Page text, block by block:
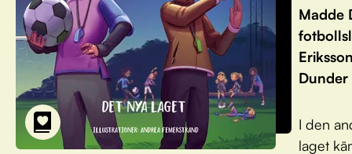
Madde
I den
laget